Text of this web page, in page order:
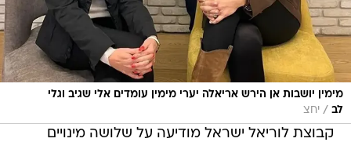
מימין יושבות אן הירש אריאלה יערי מימין עומדים אלי שגיב וגלי
לב / יחצ
קבוצת לוריאל ישראל מודיעה על שלושה מינויים